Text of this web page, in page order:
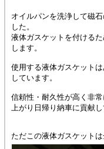
オイルパンを洗浄して磁
した。
液体ガスケットを付ける
します。
使用する液体ガスケット
しています。
信頼性・耐久性が高く非
上がり日帰り納車に貢献
ただこの液体ガスケット